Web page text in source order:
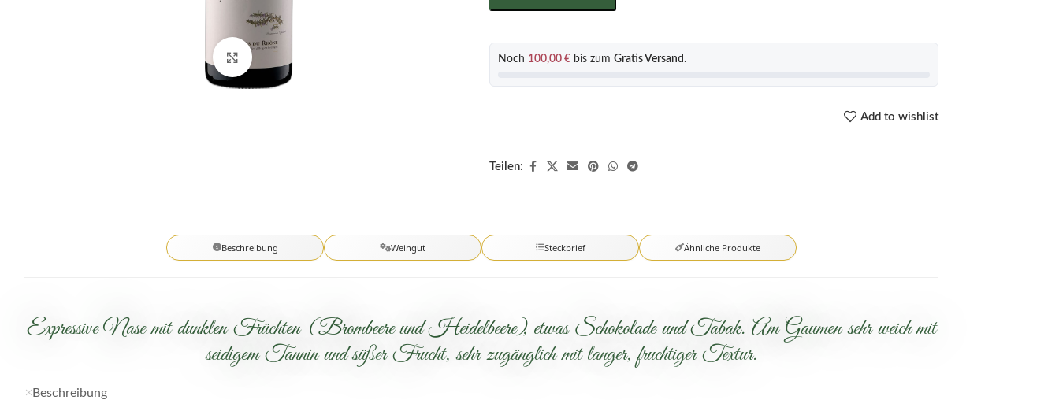
Noch 100,00 € bis zum Gratis Versand .
Add to wishlist
Teilen:
Beschreibung Weingut Steckbrief Ähnliche Produkte
Expressive Nase mit dunklen Früchten (Brombeere und Heidelbeere), etwas Schokolade und Tabak. Am Gaumen sehr weich mit
seidigem Tannin und süßer Frucht, sehr zugänglich mit langer, fruchtiger Textur.
Beschreibung